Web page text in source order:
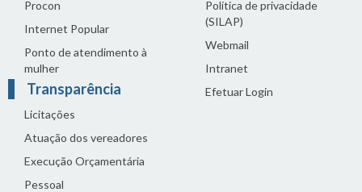
Procon
Internet Popular
Ponto de atendimento à
mulher
Transparência
Licitações
Atuação dos vereadores
Execução Orçamentária
Pessoal
Política de privacidade
(SILAP)
Webmail
Intranet
Efetuar Login